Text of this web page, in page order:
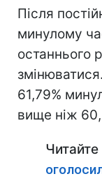
Після
минулому
останнього
61,79%
вище ніж